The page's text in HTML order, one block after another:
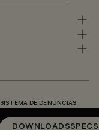
DOWNLOADSSPECS
SISTEMA DE DENUNCIAS